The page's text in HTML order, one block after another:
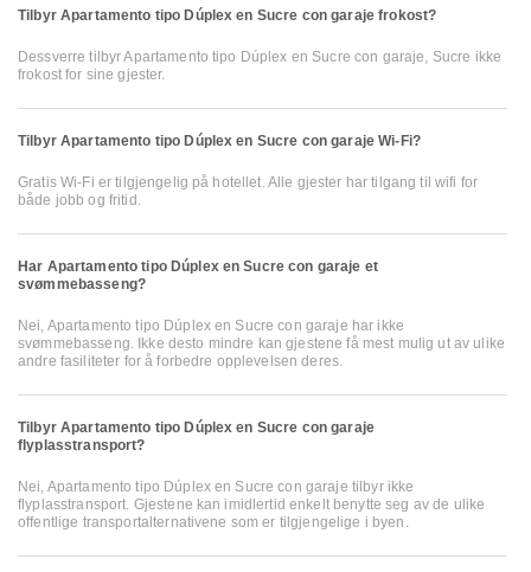
Tilbyr Apartamento tipo Dúplex en Sucre con garaje frokost?
Dessverre tilbyr Apartamento tipo Dúplex en Sucre con garaje, Sucre ikke
frokost for sine gjester.
Tilbyr Apartamento tipo Dúplex en Sucre con garaje Wi-Fi?
Gratis Wi-Fi er tilgjengelig på hotellet. Alle gjester har tilgang til wifi for
både jobb og fritid.
Har Apartamento tipo Dúplex en Sucre con garaje et
svømmebasseng?
Nei, Apartamento tipo Dúplex en Sucre con garaje har ikke
svømmebasseng. Ikke desto mindre kan gjestene få mest mulig ut av ulike
andre fasiliteter for å forbedre opplevelsen deres.
Tilbyr Apartamento tipo Dúplex en Sucre con garaje
flyplasstransport?
Nei, Apartamento tipo Dúplex en Sucre con garaje tilbyr ikke
flyplasstransport. Gjestene kan imidlertid enkelt benytte seg av de ulike
offentlige transportalternativene som er tilgjengelige i byen.